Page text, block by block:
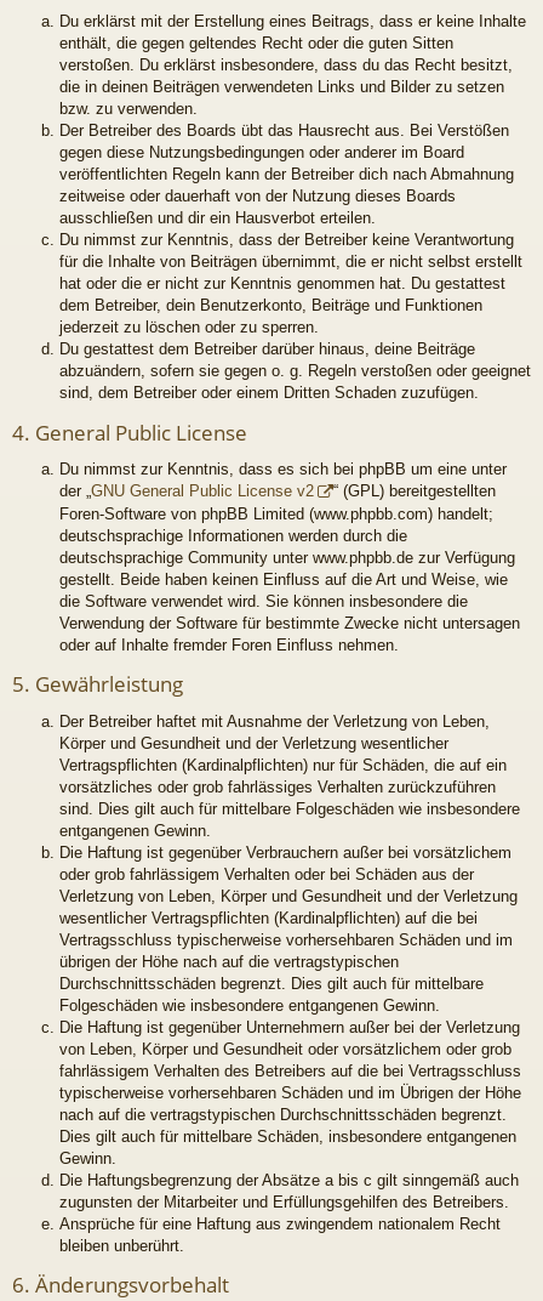
Du erklärst mit der Erstellung eines Beitrags, dass er keine Inhalte
enthält, die gegen geltendes Recht oder die guten Sitten
verstoßen. Du erklärst insbesondere, dass du das Recht besitzt,
die in deinen Beiträgen verwendeten Links und Bilder zu setzen
bzw. zu verwenden.
Der Betreiber des Boards übt das Hausrecht aus. Bei Verstößen
gegen diese Nutzungsbedingungen oder anderer im Board
veröffentlichten Regeln kann der Betreiber dich nach Abmahnung
zeitweise oder dauerhaft von der Nutzung dieses Boards
ausschließen und dir ein Hausverbot erteilen.
Du nimmst zur Kenntnis, dass der Betreiber keine Verantwortung
für die Inhalte von Beiträgen übernimmt, die er nicht selbst erstellt
hat oder die er nicht zur Kenntnis genommen hat. Du gestattest
dem Betreiber, dein Benutzerkonto, Beiträge und Funktionen
jederzeit zu löschen oder zu sperren.
Du gestattest dem Betreiber darüber hinaus, deine Beiträge
abzuändern, sofern sie gegen o. g. Regeln verstoßen oder geeignet
sind, dem Betreiber oder einem Dritten Schaden zuzufügen.
4. General Public License
Du nimmst zur Kenntnis, dass es sich bei phpBB um eine unter
der „GNU General Public License v2
“ (GPL) bereitgestellten
Foren-Software von phpBB Limited (www.phpbb.com) handelt;
deutschsprachige Informationen werden durch die
deutschsprachige Community unter www.phpbb.de zur Verfügung
gestellt. Beide haben keinen Einfluss auf die Art und Weise, wie
die Software verwendet wird. Sie können insbesondere die
Verwendung der Software für bestimmte Zwecke nicht untersagen
oder auf Inhalte fremder Foren Einfluss nehmen.
5. Gewährleistung
Der Betreiber haftet mit Ausnahme der Verletzung von Leben,
Körper und Gesundheit und der Verletzung wesentlicher
Vertragspflichten (Kardinalpflichten) nur für Schäden, die auf ein
vorsätzliches oder grob fahrlässiges Verhalten zurückzuführen
sind. Dies gilt auch für mittelbare Folgeschäden wie insbesondere
entgangenen Gewinn.
Die Haftung ist gegenüber Verbrauchern außer bei vorsätzlichem
oder grob fahrlässigem Verhalten oder bei Schäden aus der
Verletzung von Leben, Körper und Gesundheit und der Verletzung
wesentlicher Vertragspflichten (Kardinalpflichten) auf die bei
Vertragsschluss typischerweise vorhersehbaren Schäden und im
übrigen der Höhe nach auf die vertragstypischen
Durchschnittsschäden begrenzt. Dies gilt auch für mittelbare
Folgeschäden wie insbesondere entgangenen Gewinn.
Die Haftung ist gegenüber Unternehmern außer bei der Verletzung
von Leben, Körper und Gesundheit oder vorsätzlichem oder grob
fahrlässigem Verhalten des Betreibers auf die bei Vertragsschluss
typischerweise vorhersehbaren Schäden und im Übrigen der Höhe
nach auf die vertragstypischen Durchschnittsschäden begrenzt.
Dies gilt auch für mittelbare Schäden, insbesondere entgangenen
Gewinn.
Die Haftungsbegrenzung der Absätze a bis c gilt sinngemäß auch
zugunsten der Mitarbeiter und Erfüllungsgehilfen des Betreibers.
Ansprüche für eine Haftung aus zwingendem nationalem Recht
bleiben unberührt.
6. Änderungsvorbehalt